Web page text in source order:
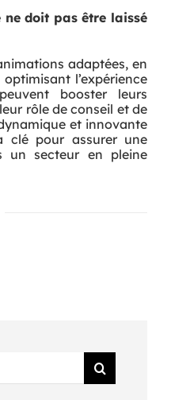
doit pas être laissé
adaptées, en
l’expérience
booster leurs
rôle de conseil et de
et innovante
pour assurer une
un secteur en pleine